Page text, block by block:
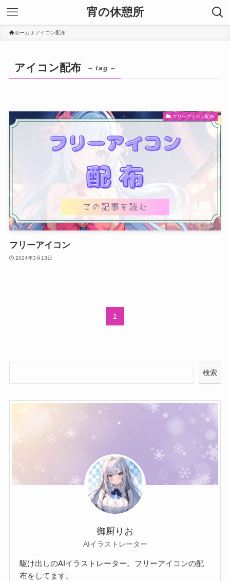
宵の休憩所
ホーム アイコン配布
アイコン配布 – tag –
フリーアイコン配布
フリーアイコン
2024年3月13日
1
検索
御厨りお
AIイラストレーター
駆け出しのAIイラストレーター。フリーアイコンの配
布をしてます。